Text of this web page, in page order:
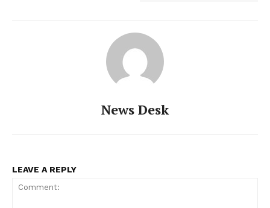
News Desk
LEAVE A REPLY